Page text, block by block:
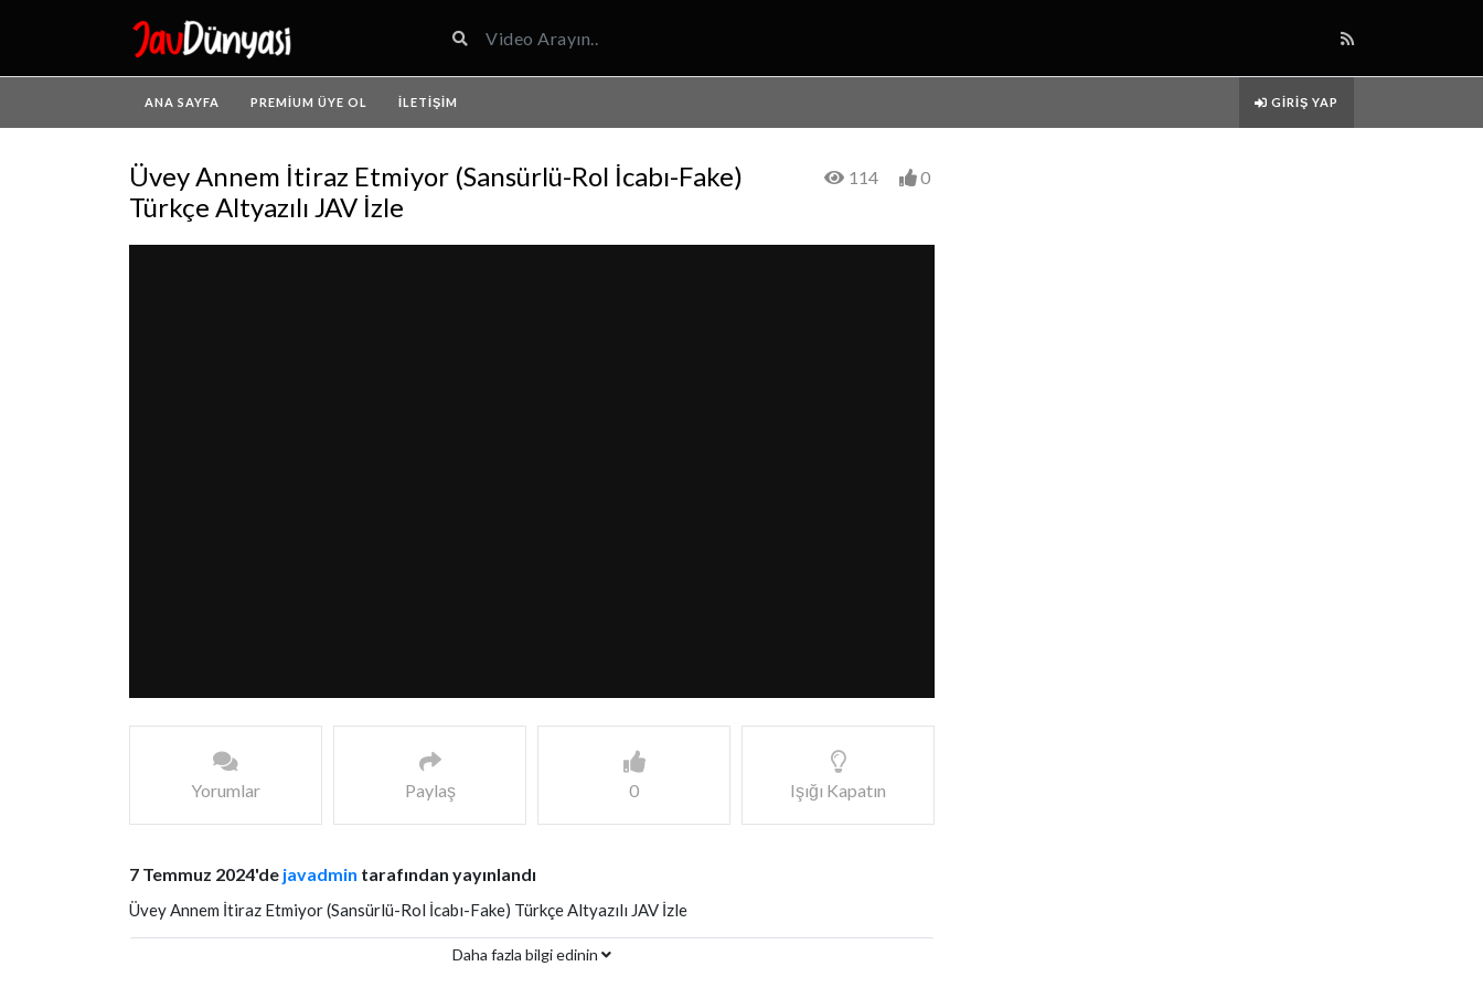
ANA SAYFA PREMIUM ÜYE OL İLETIŞIM GIRIŞ YAP
Üvey Annem İtiraz Etmiyor (Sansürlü-Rol İcabı-Fake)
Türkçe Altyazılı JAV İzle
114 0
Yorumlar Paylaş 0 Işığı Kapatın
7 Temmuz 2024'de javadmin tarafından yayınlandı
Üvey Annem İtiraz Etmiyor (Sansürlü-Rol İcabı-Fake) Türkçe Altyazılı JAV İzle
Daha fazla bilgi edinin